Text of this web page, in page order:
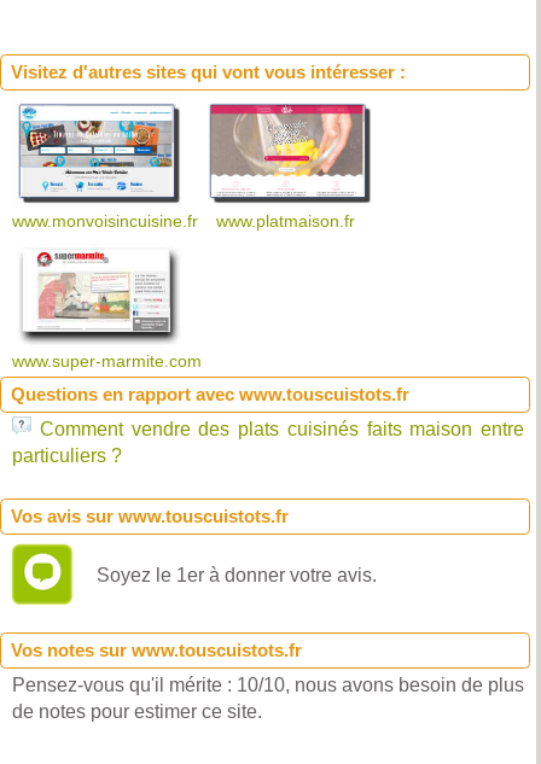
Visitez d'autres sites qui vont vous intéresser :
www.monvoisincuisine.fr www.platmaison.fr
www.super-marmite.com
Questions en rapport avec www.touscuistots.fr
Comment vendre des plats cuisinés faits maison entre
particuliers ?
Vos avis sur www.touscuistots.fr
Soyez le 1er à donner votre avis.
Vos notes sur www.touscuistots.fr
Pensez-vous qu'il mérite : 10/10, nous avons besoin de plus
de notes pour estimer ce site.